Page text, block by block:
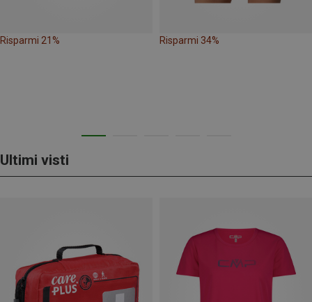
Risparmi 21% Risparmi 34%
Ultimi visti